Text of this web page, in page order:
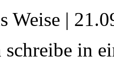
Weise |
schreibe in